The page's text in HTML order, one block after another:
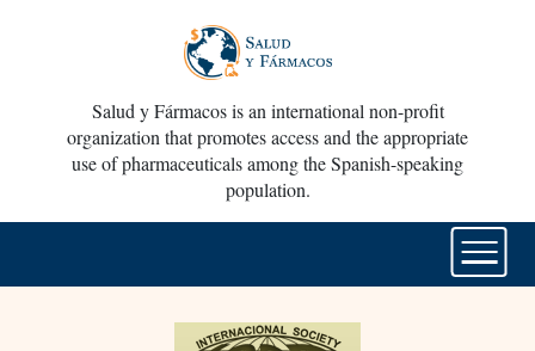
Salud y Fármacos is an international non-profit
organization that promotes access and the appropriate
use of pharmaceuticals among the Spanish-speaking
population.